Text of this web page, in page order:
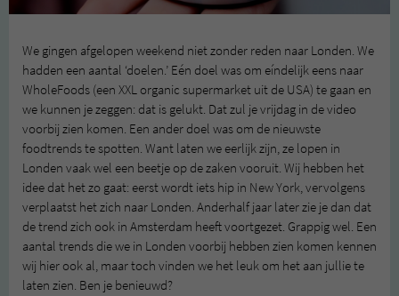
We gingen afgelopen weekend niet zonder reden naar Londen. We
hadden een aantal ‘doelen.’ Eén doel was om eíndelijk eens naar
WholeFoods (een XXL organic supermarket uit de USA) te gaan en
we kunnen je zeggen: dat is gelukt. Dat zul je vrijdag in de video
voorbij zien komen. Een ander doel was om de nieuwste
foodtrends te spotten. Want laten we eerlijk zijn, ze lopen in
Londen vaak wel een beetje op de zaken vooruit. Wij hebben het
idee dat het zo gaat: eerst wordt iets hip in New York, vervolgens
verplaatst het zich naar Londen. Anderhalf jaar later zie je dan dat
de trend zich ook in Amsterdam heeft voortgezet. Grappig wel. Een
aantal trends die we in Londen voorbij hebben zien komen kennen
wij hier ook al, maar toch vinden we het leuk om het aan jullie te
laten zien. Ben je benieuwd?